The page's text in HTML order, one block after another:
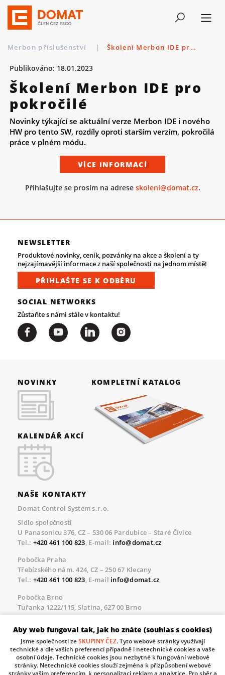
Merbon příslušenství | Školení Merbon IDE pro pokročilé
Publikováno: 18.01.2023
Školení Merbon IDE pro
pokročilé
Novinky týkající se aktuální verze Merbon IDE i nového
HW pro tento SW, rozdíly oproti starším verzím, pokročilá
práce v plném módu.
VÍCE INFORMACÍ
Přihlašujte se prosím na adrese skoleni@domat.cz.
NEWSLETTER
Produktové novinky, ceník, pozvánky na akce a školení a ty
nejzajímavější informace z naší společnosti na jednom místě!
PŘIHLAŠTE SE K ODBĚRU
SOCIAL NETWORKS
Zůstaňte s námi stále v kontaktu!
NOVINKY
KALENDÁŘ AKCÍ
KOMPLETNÍ KATALOG
NAŠE KONTAKTY
Domat Control System s.r.o.
Sídlo společnosti
U Panasonicu 376, CZ – 530 06 Pardubice – Staré Čívice
Tel.: +420 461 100 823 , E-mail: info@domat.cz
Pobočka Praha
Třebízského nám. 424, CZ – 250 67 Klecany
Tel.: +420 461 100 823, E-mail info@domat.cz
Pobočka Brno
Tuřanka 1222/115, Slatina, 627 00 Brno
Tel.:+420 461 100 823, E-mailinfo@domat.cz
Servisní linka pro námi realizované akce
Po – Pá 8.30 – 17.00
tel:+420 733 421 878, E-mailservis@domat.cz
Technická podpora:
Aby web fungoval tak, jak ho znáte (souhlas s cookies)
Jsme společnosti zeSKUPINY ČEZ. Tyto webové stránky využívají
technické a dle vašich preferencí případně i netechnické cookies a vaše
osobní údaje. Technické cookies jsou nezbytné k fungování webové
stránky. Netechnické cookies slouží zejména k přizpůsobení webové
stránky vašim preferencím, k personalizaci reklam a analytice. Pro sběr a